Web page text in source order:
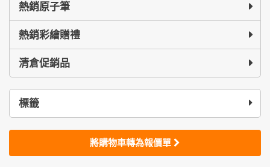
熱銷原子筆
熱銷彩繪贈禮
清倉促銷品
標籤
將購物車轉為報價單